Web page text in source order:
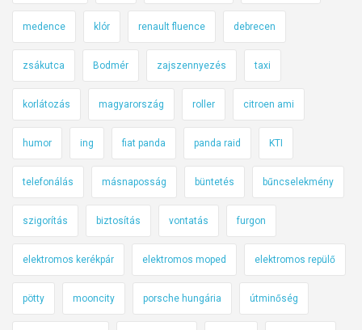
medence klór renault fluence debrecen
zsákutca Bodmér zajszennyezés taxi
korlátozás magyarország roller citroen ami
humor ing fiat panda panda raid KTI
telefonálás másnaposság büntetés bűncselekmény
szigorítás biztosítás vontatás furgon
elektromos kerékpár elektromos moped elektromos repülő
pötty mooncity porsche hungária útminőség